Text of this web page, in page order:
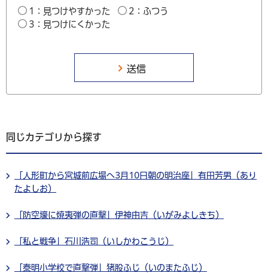
1：見つけやすかった
2：ふつう
3：見つけにくかった
同じカテゴリから探す
「人形町から宮城前広場へ3月10日朝の明治座」有田芳男（あり
たよしお）
「防空壕に焼夷弾の直撃」伊神由吉（いがみよしきち）
「私と戦争」石川浩司（いしかわこうじ）
「泰明小学校で直撃弾」猪股ふじ（いのまたふじ）